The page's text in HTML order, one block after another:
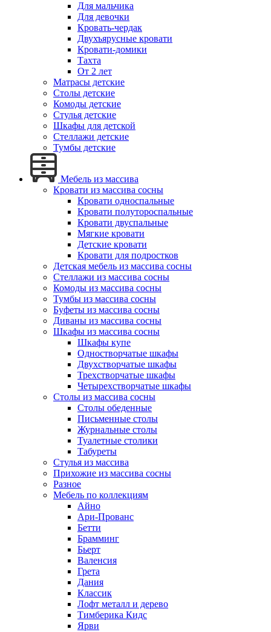
Для мальчика
Для девочки
Кровать-чердак
Двухъярусные кровати
Кровати-домики
Тахта
От 2 лет
Матрасы детские
Столы детские
Комоды детские
Стулья детские
Шкафы для детской
Стеллажи детские
Тумбы детские
Мебель из массива
Кровати из массива сосны
Кровати односпальные
Кровати полутороспальные
Кровати двуспальные
Мягкие кровати
Детские кровати
Кровати для подростков
Детская мебель из массива сосны
Стеллажи из массива сосны
Комоды из массива сосны
Тумбы из массива сосны
Буфеты из массива сосны
Диваны из массива сосны
Шкафы из массива сосны
Шкафы купе
Одностворчатые шкафы
Двухстворчатые шкафы
Трехстворчатые шкафы
Четырехстворчатые шкафы
Столы из массива сосны
Столы обеденные
Письменные столы
Журнальные столы
Туалетные столики
Табуреты
Стулья из массива
Прихожие из массива сосны
Разное
Мебель по коллекциям
Айно
Ари-Прованс
Бетти
Брамминг
Бьерт
Валенсия
Грета
Дания
Классик
Лофт металл и дерево
Тимберика Кидс
Ярви